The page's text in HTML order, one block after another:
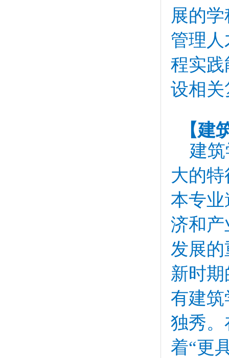
展的
管理
程实
设相
【建
建
大的
本专
济和
发展
新时
有建
独秀
着“更